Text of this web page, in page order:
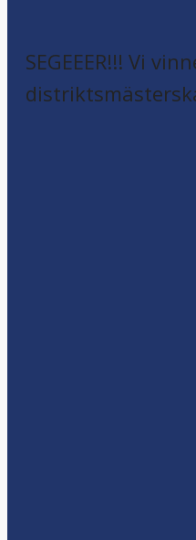
SEGEEER!!! Vi